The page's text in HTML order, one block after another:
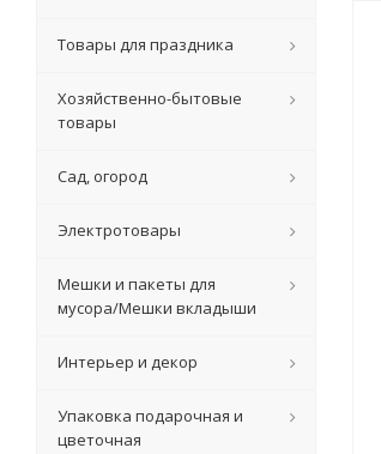
Товары для праздника
Хозяйственно-бытовые
товары
Сад, огород
Электротовары
Мешки и пакеты для
мусора/Мешки вкладыши
Интерьер и декор
Упаковка подарочная и
цветочная